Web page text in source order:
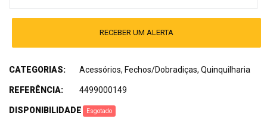
RECEBER UM ALERTA
CATEGORIAS: Acessórios, Fechos/Dobradiças, Quinquilharia
REFERÊNCIA: 4499000149
DISPONIBILIDADE: Esgotado